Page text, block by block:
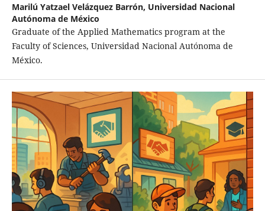
Marilú Yatzael Velázquez Barrón, Universidad Nacional
Autónoma de México
Graduate of the Applied Mathematics program at the
Faculty of Sciences, Universidad Nacional Autónoma de
México.